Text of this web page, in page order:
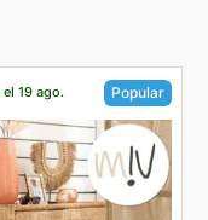
el 19 ago. Popular